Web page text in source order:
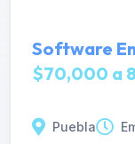
Software
$70,000 a
Puebla